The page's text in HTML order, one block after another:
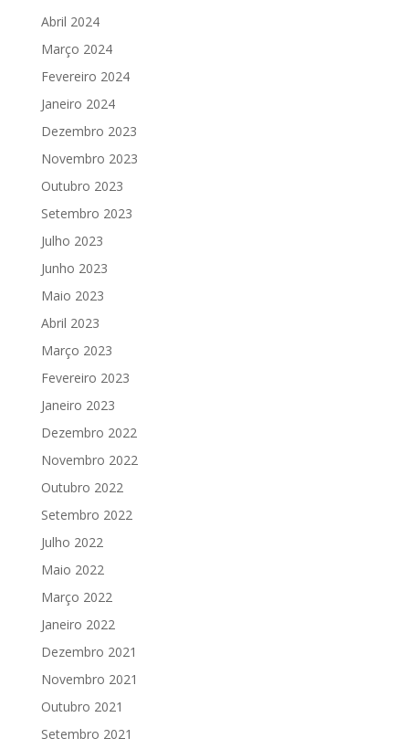
Abril 2024
Março 2024
Fevereiro 2024
Janeiro 2024
Dezembro 2023
Novembro 2023
Outubro 2023
Setembro 2023
Julho 2023
Junho 2023
Maio 2023
Abril 2023
Março 2023
Fevereiro 2023
Janeiro 2023
Dezembro 2022
Novembro 2022
Outubro 2022
Setembro 2022
Julho 2022
Maio 2022
Março 2022
Janeiro 2022
Dezembro 2021
Novembro 2021
Outubro 2021
Setembro 2021